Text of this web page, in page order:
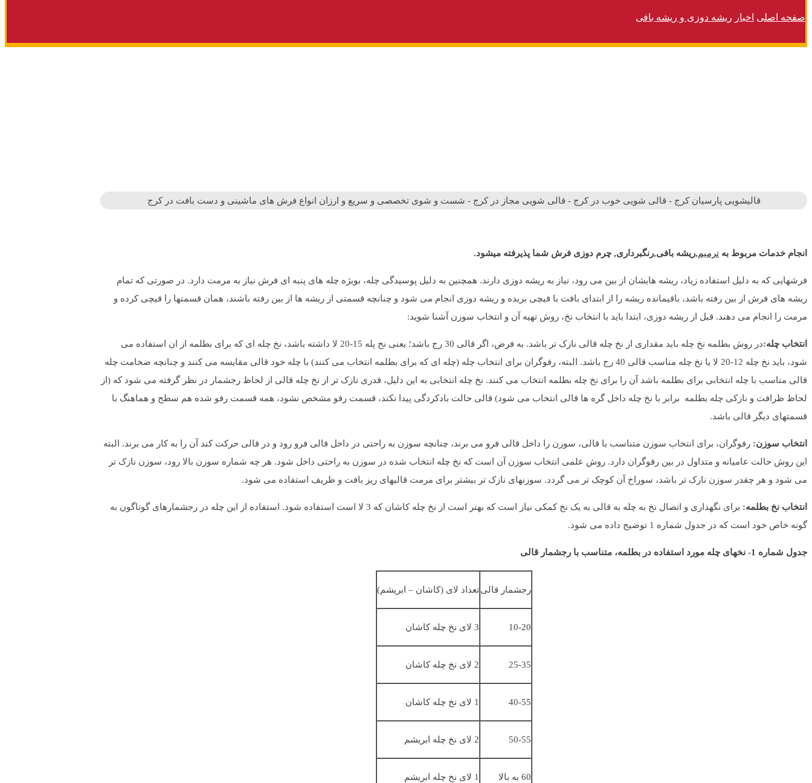
صفحه اصلی اخبار ریشه دوزی و ریشه بافی
قالیشویی پارسیان کرج - قالی شویی خوب در کرج - قالی شویی مجاز در کرج - شست و شوی تخصصی و سریع و ارزان انواع فرش های ماشینی و دست بافت در کرج
انجام خدمات مربوط به ترمیم,ریشه بافی,رنگبرداری, چرم دوزی فرش شما پذیرفته میشود.
فرشهایی که به دلیل استفاده زیاد، ریشه هایشان از بین می رود، نیاز به ریشه دوزی دارند. همچنین به دلیل پوسیدگی چله، بویژه چله های پنبه ای فرش نیاز به مرمت دارد. در صورتی که تمام
ریشه های فرش از بین رفته باشد، باقیمانده ریشه را از ابتدای بافت با قیچی بریده و ریشه دوزی انجام می شود و چنانچه قسمتی از ریشه ها از بین رفته باشند، همان قسمتها را قیچی کرده و
مرمت را انجام می دهند. قبل از ریشه دوزی، ابتدا باید با انتخاب نخ، روش تهیه آن و انتخاب سوزن آشنا شوید:
انتخاب چله:
در روش بطلمه نخ چله باید مقداری از نخ چله قالی نازک تر باشد. به فرض، اگر قالی 30 رج باشد؛ یعنی نخ پله 15-20 لا داشته باشد، نخ چله ای که برای بطلمه از ان استفاده می
شود، باید نخ چله 12-20 لا یا نخ چله مناسب قالی 40 رج باشد. البته، رفوگران برای انتخاب چله (چله ای که برای بطلمه انتخاب می کنند) با چله خود قالی مقایسه می کنند و چنانچه ضخامت چله
قالی مناسب با چله انتخابی برای بطلمه باشد آن را برای نخ چله بطلمه انتخاب می کنند. نخ چله انتخابی به این دلیل، قدری نازک تر از نخ چله قالی از لحاظ رجشمار در نظر گرفته می شود که (از
لحاظ ظرافت و نازکی چله بطلمه برابر با نخ چله داخل گره ها قالی انتخاب می شود) قالی حالت بادکردگی پیدا نکند، قسمت رفو مشخص نشود، همه قسمت رفو شده هم سطح و هماهنگ با
قسمتهای دیگر قالی باشد.
انتخاب سوزن: رفوگران، برای انتخاب سوزن متناسب با قالی، سوزن را داخل قالی فرو می برند، چنانچه سوزن به راحتی در داخل قالی فرو رود و در قالی حرکت کند آن را به کار می برند. البته
این روش حالت عامیانه و متداول در بین رفوگران دارد. روش علمی انتخاب سوزن آن است که نخ چله انتخاب شده در سوزن به راحتی داخل شود. هر چه شماره سوزن بالا رود، سوزن نازک تر
می شود و هر چقدر سوزن نازک تر باشد، سوراخ آن کوچک تر می گردد. سوزنهای نازک تر بیشتر برای مرمت قالیهای ریز بافت و ظریف استفاده می شود.
انتخاب نخ بطلمه:
برای نگهداری و اتصال نخ به چله به قالی به یک نخ کمکی نیاز است که بهتر است از نخ چله کاشان که 3 لا است استفاده شود. استفاده از این چله در رجشمارهای گوناگون به
گونه خاص خود است که در جدول شماره 1 توضیح داده می شود.
جدول شماره 1- نخهای چله مورد استفاده در بطلمه، متناسب با رجشمار قالی
رجشمار قالی تعداد لای (کاشان – ابریشم)
10-20 3 لای نخ چله کاشان
25-35 2 لای نخ چله کاشان
40-55 1 لای نخ چله کاشان
50-55 2 لای نخ چله ابریشم
60 به بالا 1 لای نخ چله ابریشم